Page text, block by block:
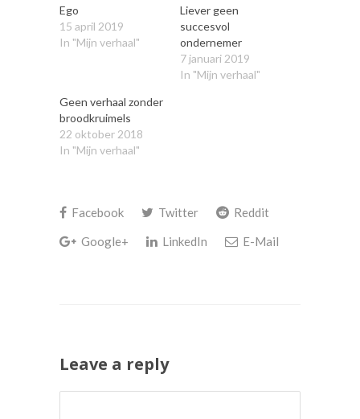
Ego
15 april 2019
In "Mijn verhaal"
Liever geen
succesvol
ondernemer
7 januari 2019
In "Mijn verhaal"
Geen verhaal zonder
broodkruimels
22 oktober 2018
In "Mijn verhaal"
Facebook Twitter
Reddit
Google+
LinkedIn E-Mail
Leave a reply